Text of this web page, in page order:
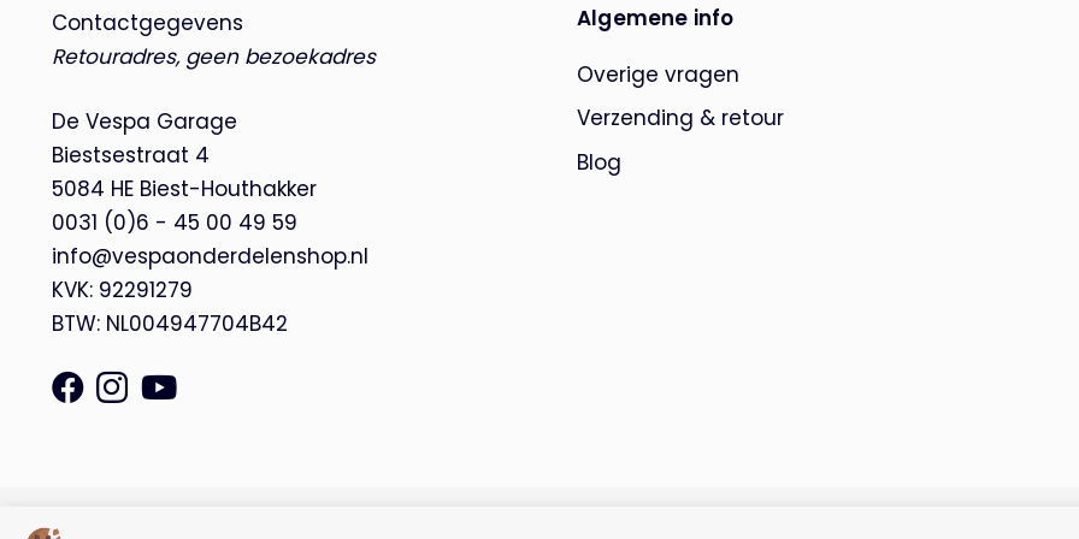
Contactgegevens
Retouradres, geen bezoekadres
De Vespa Garage
Biestsestraat 4
5084 HE Biest-Houthakker
0031 (0)6 - 45 00 49 59
info@vespaonderdelenshop.nl
KVK: 92291279
BTW: NL004947704B42
Algemene info
Overige vragen
Verzending & retour
Blog
© Copyright 2026 – De Vespa Garage |